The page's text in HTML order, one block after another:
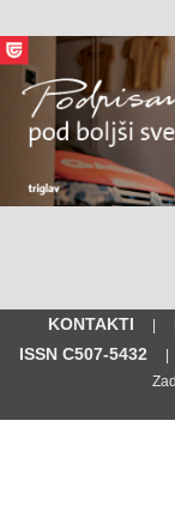
KONTAKTI |
ISSN C507-5432
|